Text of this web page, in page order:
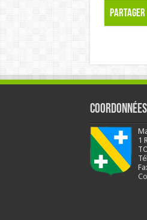
Partager
Coordonnées
1